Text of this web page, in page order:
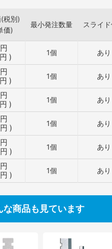
税別)
価)
最小発注数量 スライ
円
円 ) 1個 あり
円
円 ) 1個 あり
円
円 ) 1個 あり
円
円 ) 1個 あり
円
円 ) 1個 あり
円
円 ) 1個 あり
な商品も見ています